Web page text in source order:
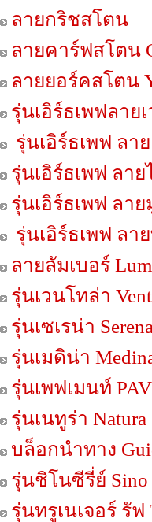
ลายกริชสโตน
ลายคาร์ฟสโตน
ลายยอร์คสโตน
รุ่นเอิร์ธเพฟลายเ
รุ่นเอิร์ธเพฟ ลา
รุ่นเอิร์ธเพฟ ลาย
รุ่นเอิร์ธเพฟ ลาย
รุ่นเอิร์ธเพฟ ลา
ลายลัมเบอร์
รุ่นเวนโทล่า
รุ่นเซเรน่า
รุ่นเมดิน่า
รุ่นเพฟเมนท์
รุ่นเนทูร่า Natura
บล็อกนำทาง
รุ่นชิโนซีรี่ย์ Sino
รุ่นทรูเนเจอร์ รัฟ